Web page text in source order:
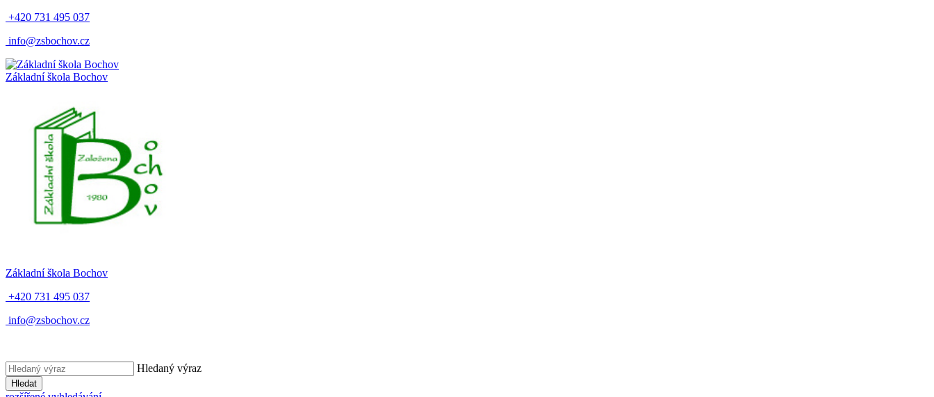
+420 731 495 037
info@zsbochov.cz
Základní škola Bochov
Základní škola Bochov
+420 731 495 037
info@zsbochov.cz
Hledaný výraz
Hledat